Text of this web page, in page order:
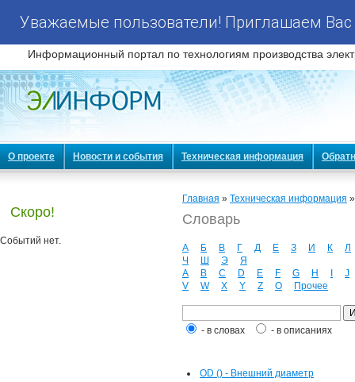
Уважаемые пользователи! Приглашаем
Информационный портал по технологиям производства
О проекте Новости и события Техническая информация
Скоро!
Событий нет.
Главная » Техническая информация
Словарь
А Б В Г Д Е З И К
Л
Ч
Ш Э
Я
A
B C D E F G H
J
V
W X Y Z О Прочее
- в словах - в описаниях
OD () - Внешний диаметр